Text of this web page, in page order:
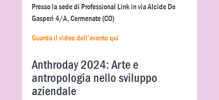
Presso la sede di Professional Link in via Alcide De
Gasperi 4/A, Cermenate (CO)
Guarda il video dell’evento qui
Anthroday 2024: Arte e
antropologia nello sviluppo
aziendale